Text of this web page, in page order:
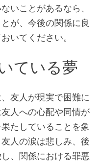
いことがあるなら、
が、今後の関係に良
いてください。
ている夢
友人が現実で困難に
人への心配や同情が
たしていることを象
人の涙は悲しみ、後
、関係における罪悪